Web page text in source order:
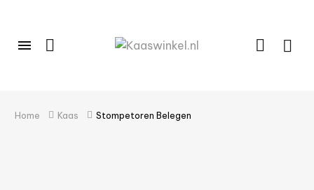
Home Kaas Stompetoren Belegen